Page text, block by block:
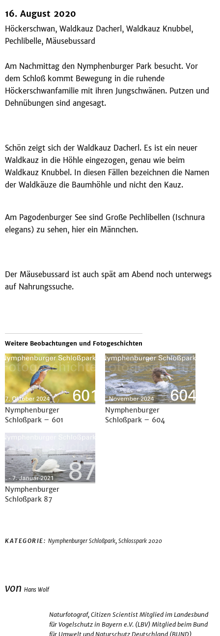
16. August 2020
Höckerschwan, Waldkauz Dacherl, Waldkauz Knubbel,
Pechlibelle, Mäusebussard
Am Nachmittag den Nymphenburger Park besucht. Vor
dem Schloß kommt Bewegung in die ruhende
Höckerschwanfamilie mit ihren Jungschwänen. Putzen und
Dehnübungen sind angesagt.
Schön zeigt sich der Waldkauz Dacherl. Es ist ein neuer
Waldkauz in die Höhle eingezogen, genau wie beim
Waldkauz Knubbel. In diesen Fällen bezeichnen die Namen
der Waldkäuze die Baumhöhle und nicht den Kauz.
Am Pagodenburger See sind Große Pechlibellen (Ischnura
elegans) zu sehen, hier ein Männchen.
Der Mäusebussard ist auch spät am Abend noch unterwegs
auf Nahrungssuche.
Weitere Beobachtungen und Fotogeschichten
Nymphenburger
Schloßpark – 601
Nymphenburger
Schloßpark – 604
Nymphenburger
Schloßpark 87
KATEGORIE: Nymphenburger Schloßpark, Schlosspark 2020
von Hans Wolf
Naturfotograf, Citizen Scientist Mitglied im Landesbund
für Vogelschutz in Bayern e.V. (LBV) Mitglied beim Bund